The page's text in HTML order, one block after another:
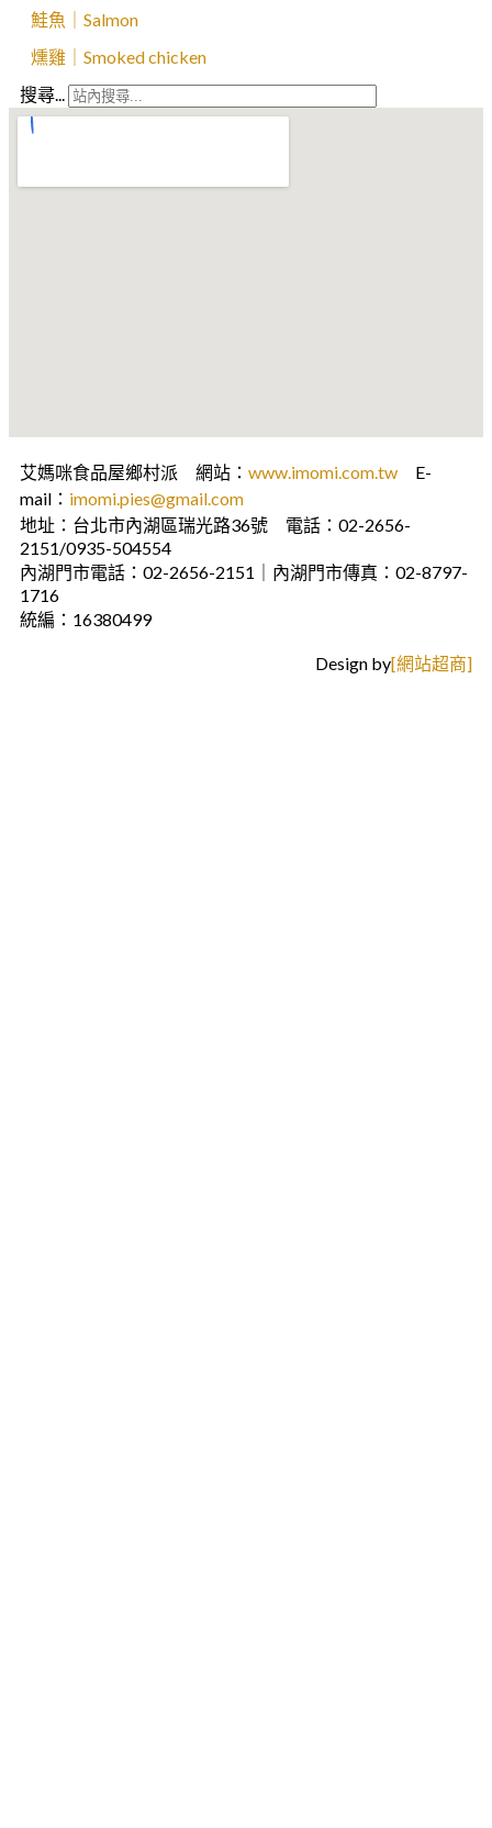
鮭魚｜Salmon
燻雞｜Smoked chicken
搜尋...
艾媽咪食品屋鄉村派 網站： www.imomi.com.tw E-
mail： imomi.pies@gmail.com
地址：台北市內湖區瑞光路36號 電話：02-2656-
2151/0935-504554
內湖門市電話：02-2656-2151｜內湖門市傳真：02-8797-
1716
統編：16380499
Design by[網站超商]